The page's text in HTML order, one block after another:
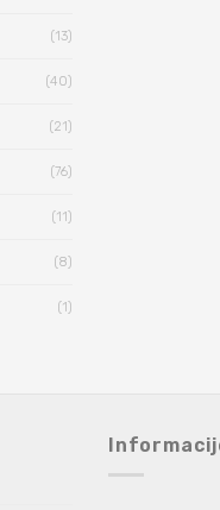
(13)
(40)
(21)
(76)
(11)
(8)
(1)